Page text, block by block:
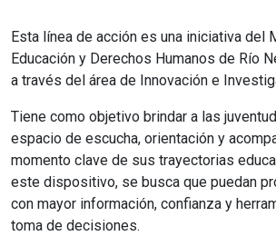
Esta línea de acción es una iniciativa del
Educación y Derechos Humanos de Río
a través del área de Innovación e
Tiene como objetivo brindar a las
espacio de escucha, orientación y
momento clave de sus trayectorias
este dispositivo, se busca que puedan
con mayor información, confianza y
toma de decisiones.